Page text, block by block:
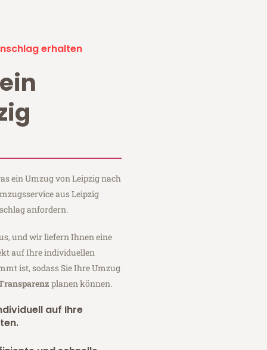
erhalten
ein Umzug von Leipzig nach
aus Leipzig
anfordern.
und wir liefern Ihnen eine
auf Ihre individuellen
ist, sodass Sie Ihre Umzug
planen können.
auf Ihre